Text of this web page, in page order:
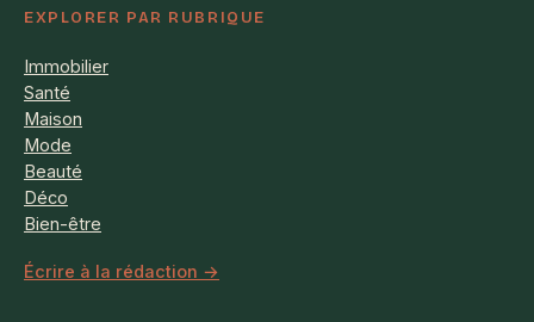
EXPLORER PAR RUBRIQUE
Immobilier
Santé
Maison
Mode
Beauté
Déco
Bien-être
Écrire à la rédaction →